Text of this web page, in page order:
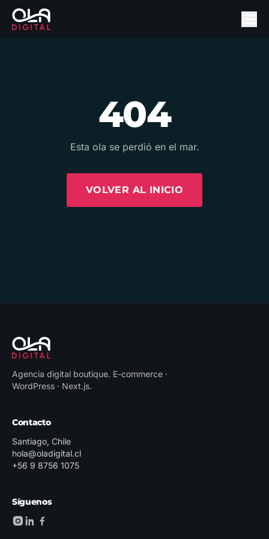
404
Esta ola se perdió en el mar.
VOLVER AL INICIO
Agencia digital boutique. E-commerce ·
WordPress · Next.js.
Contacto
Santiago, Chile
hola@oladigital.cl
+56 9 8756 1075
Síguenos